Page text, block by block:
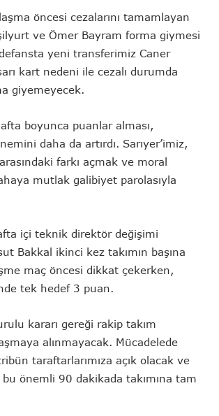
öncesi cezalarını tamamlayan
ve Ömer Bayram forma giymesi
yeni transferimiz Caner
kart nedeni ile cezalı durumda
giyemeyecek.
boyunca puanlar alması,
daha da artırdı. Sarıyer’imiz,
farkı açmak ve moral
mutlak galibiyet parolasıyla
içi teknik direktör değişimi
Bakkal ikinci kez takımın başına
maç öncesi dikkat çekerken,
tek hedef 3 puan.
kararı gereği rakip takım
alınmayacak. Mücadelede
taraftarlarımıza açık olacak ve
bu önemli 90 dakikada takımına tam